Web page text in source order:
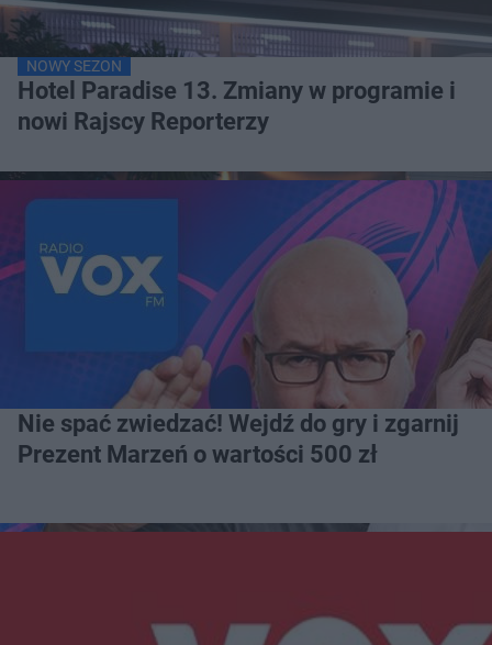
NOWY SEZON
Hotel Paradise 13. Zmiany w programie i
nowi Rajscy Reporterzy
Nie spać zwiedzać! Wejdź do gry i zgarnij
Prezent Marzeń o wartości 500 zł